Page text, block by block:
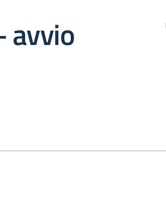
avvio